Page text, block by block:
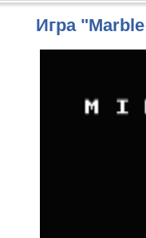
Игра